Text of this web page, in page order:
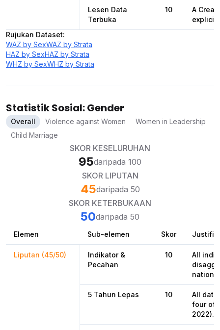
Lesen Data
Terbuka
10
A
Rujukan Dataset:
WAZ by SexWAZ by Strata
HAZ by SexHAZ by Strata
WHZ by SexWHZ by Strata
Statistik Sosial: Gender
Overall Violence against Women
Women in Leadership
Child Marriage
SKOR KESELURUHAN
95daripada 100
SKOR LIPUTAN
45daripada 50
SKOR KETERBUKAAN
50daripada 50
Elemen Sub-elemen Skor
Liputan (45/50)
Indikator &
Pecahan
10
All
5 Tahun Lepas 10
All
four of
2022).